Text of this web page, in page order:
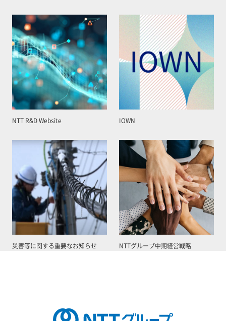
NTT R&D Website IOWN
災害等に関する重要なお知らせ NTTグループ中期経営戦略